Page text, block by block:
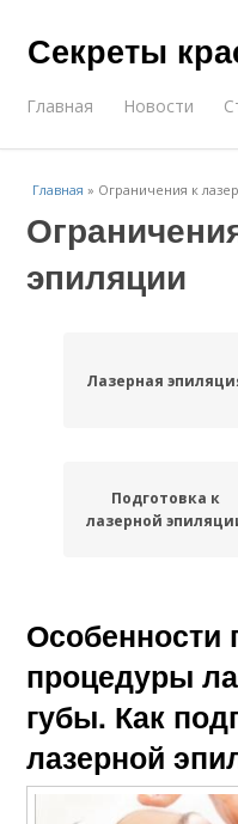
Секреты
Главная Новости
Главная » Ограничения к
эпиляции
Лазерная
Подготовка к
лазерной
Цены на
эпиляцию
Особенности
процедуры
губы. Как
лазерной